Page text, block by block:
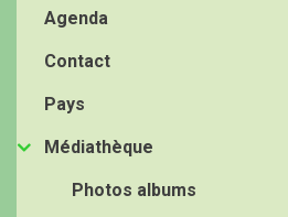
Agenda
Contact
Pays
Médiathèque
Photos albums